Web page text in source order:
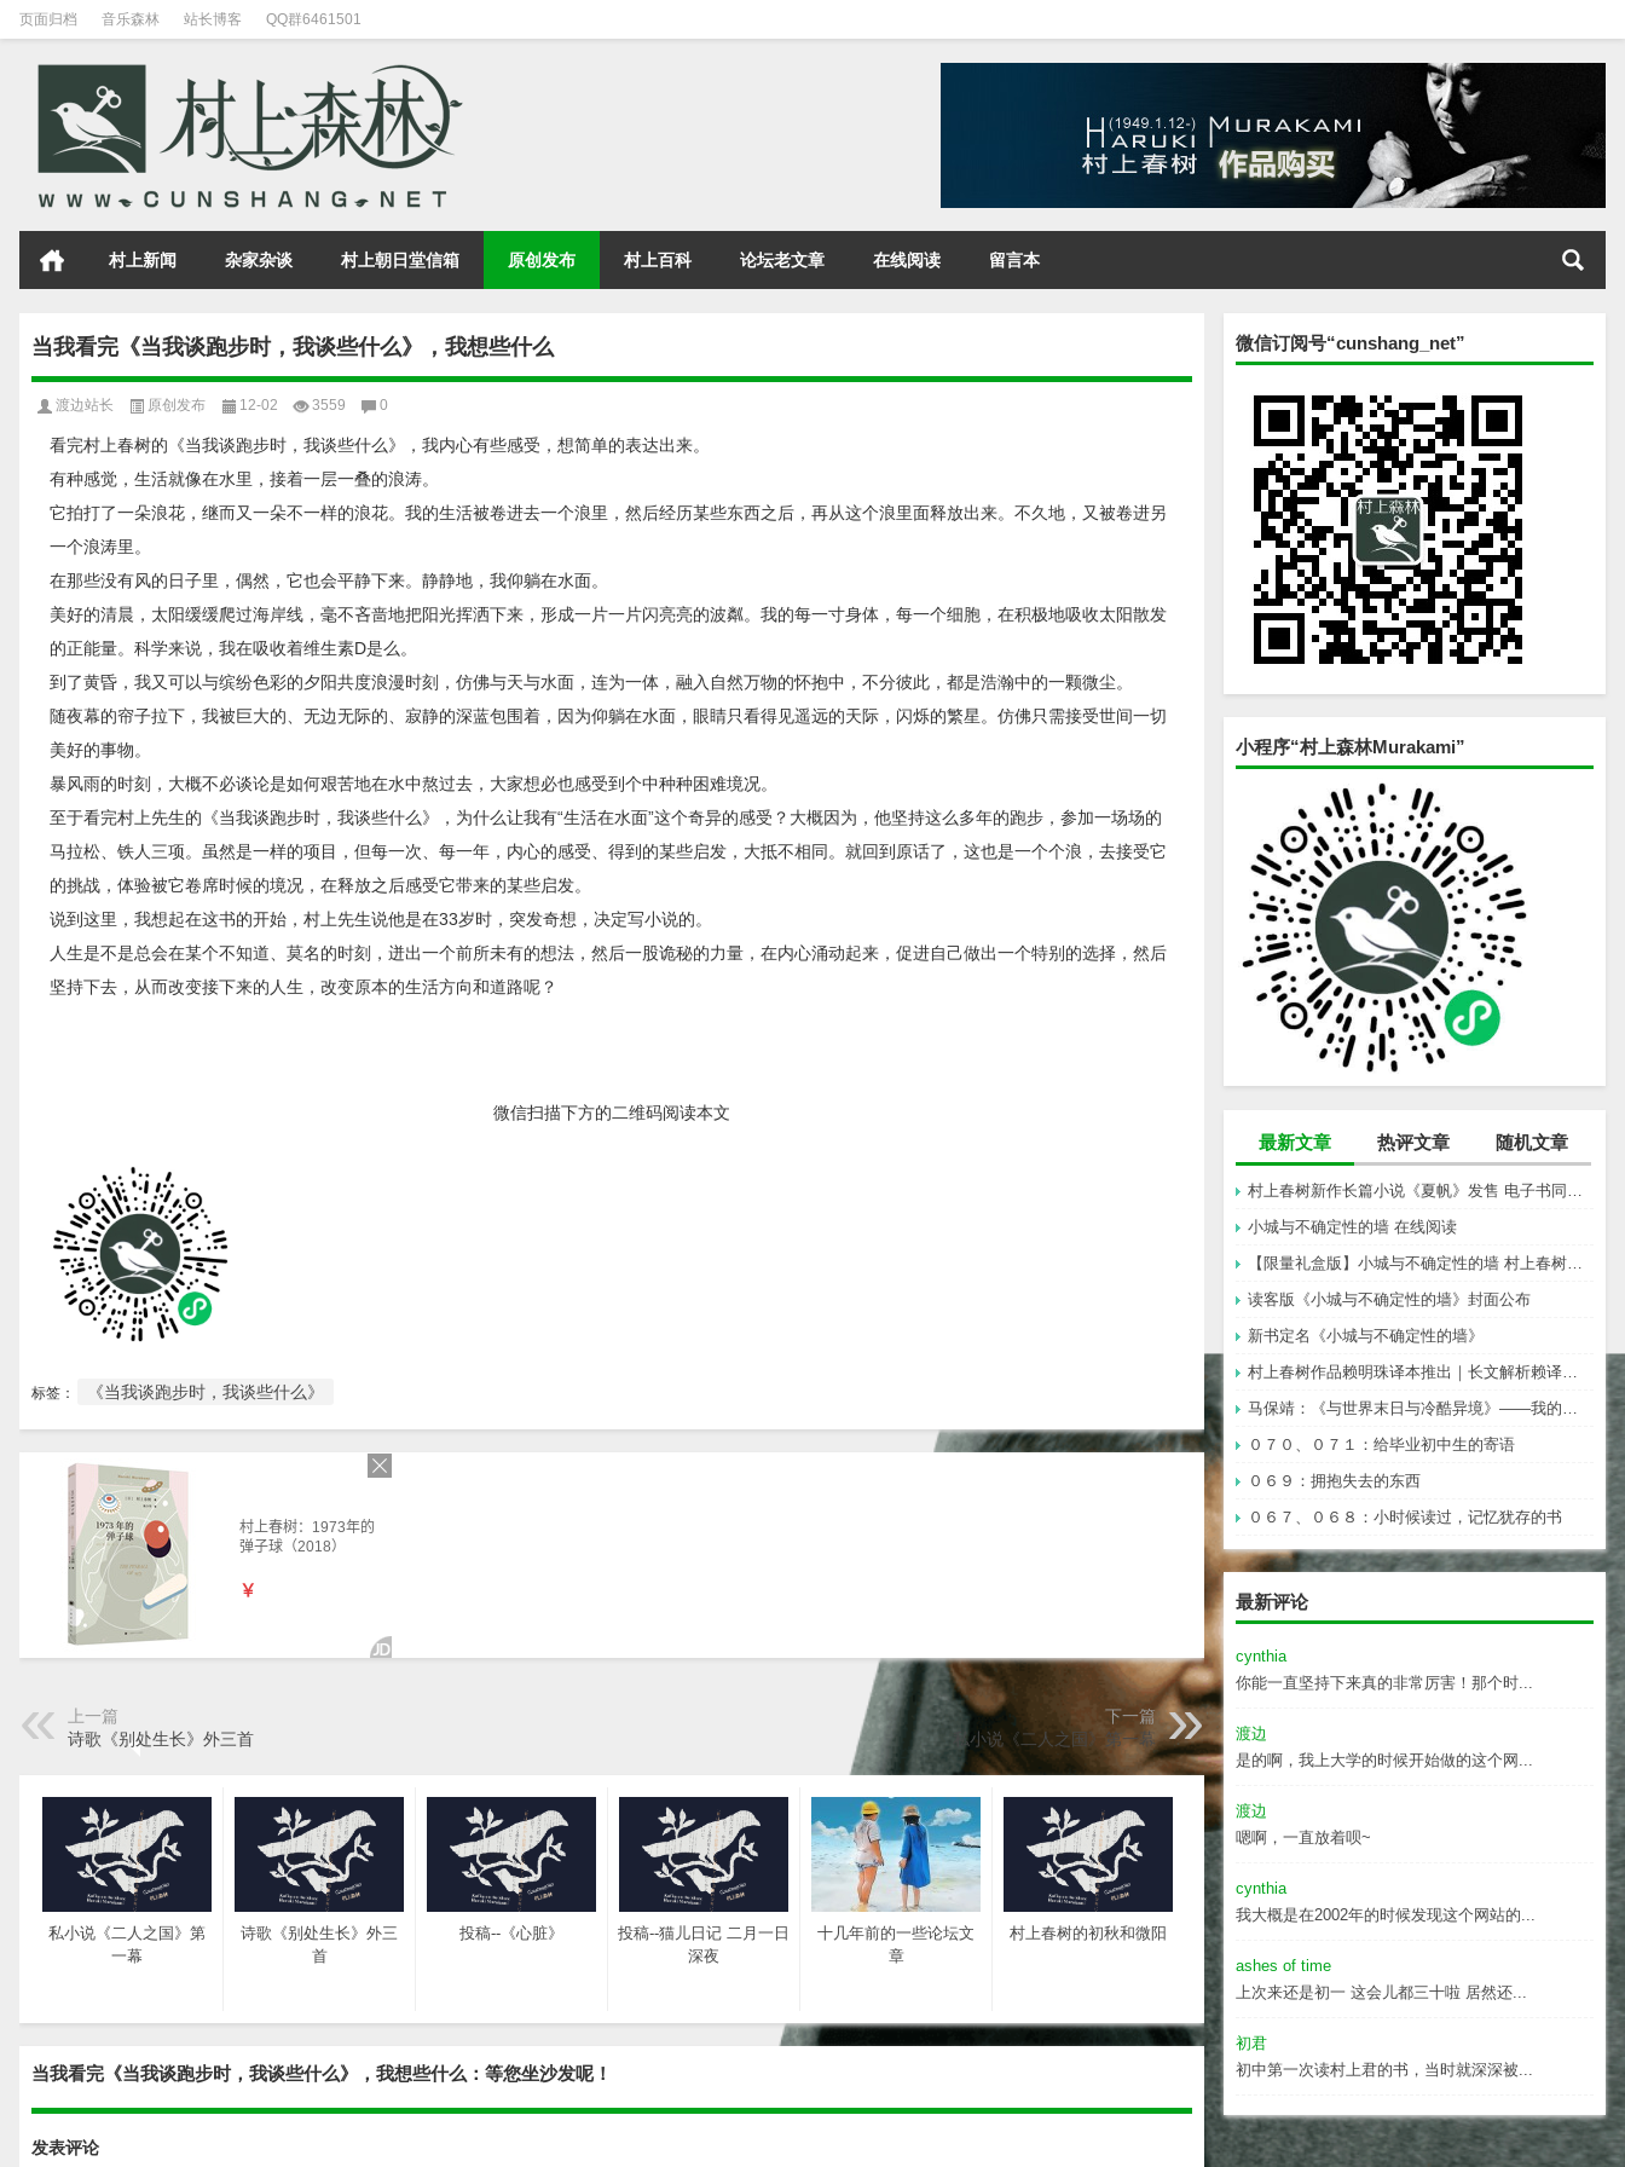
页面归档 音乐森林 站长博客 QQ群6461501
村上新闻 杂家杂谈 村上朝日堂信箱 原创发布 村上百科 论坛老文章 在线阅读 留言本
微信订阅号“cunshang_net”
小程序“村上森林Murakami”
最新文章 热评文章 随机文章
小城与不确定性的墙 在线阅读
读客版《小城与不确定性的墙》封面公布
新书定名《小城与不确定性的墙》
０７０、０７１：给毕业初中生的寄语
０６９：拥抱失去的东西
０６７、０６８：小时候读过，记忆犹存的书
最新评论
cynthia
你能一直坚持下来真的非常厉害！那个时...
渡边
是的啊，我上大学的时候开始做的这个网...
渡边
嗯啊，一直放着呗~
cynthia
我大概是在2002年的时候发现这个网站的...
ashes of time
上次来还是初一 这会儿都三十啦 居然还...
初君
初中第一次读村上君的书，当时就深深被...
当我看完《当我谈跑步时，我谈些什么》，我想些什么
渡边站长 原创发布 12-02 3559 0
看完村上春树的《当我谈跑步时，我谈些什么》，我内心有些感受，想简单的表达出来。
有种感觉，生活就像在水里，接着一层一叠的浪涛。
它拍打了一朵浪花，继而又一朵不一样的浪花。我的生活被卷进去一个浪里，然后经历某些东西之后，再从这个浪里面释放出来。不久地，又被卷进另
一个浪涛里。
在那些没有风的日子里，偶然，它也会平静下来。静静地，我仰躺在水面。
美好的清晨，太阳缓缓爬过海岸线，毫不吝啬地把阳光挥洒下来，形成一片一片闪亮亮的波粼。我的每一寸身体，每一个细胞，在积极地吸收太阳散发
的正能量。科学来说，我在吸收着维生素D是么。
到了黄昏，我又可以与缤纷色彩的夕阳共度浪漫时刻，仿佛与天与水面，连为一体，融入自然万物的怀抱中，不分彼此，都是浩瀚中的一颗微尘。
随夜幕的帘子拉下，我被巨大的、无边无际的、寂静的深蓝包围着，因为仰躺在水面，眼睛只看得见遥远的天际，闪烁的繁星。仿佛只需接受世间一切
美好的事物。
暴风雨的时刻，大概不必谈论是如何艰苦地在水中熬过去，大家想必也感受到个中种种困难境况。
至于看完村上先生的《当我谈跑步时，我谈些什么》，为什么让我有“生活在水面”这个奇异的感受？大概因为，他坚持这么多年的跑步，参加一场场的
马拉松、铁人三项。虽然是一样的项目，但每一次、每一年，内心的感受、得到的某些启发，大抵不相同。就回到原话了，这也是一个个浪，去接受它
的挑战，体验被它卷席时候的境况，在释放之后感受它带来的某些启发。
说到这里，我想起在这书的开始，村上先生说他是在33岁时，突发奇想，决定写小说的。
人生是不是总会在某个不知道、莫名的时刻，迸出一个前所未有的想法，然后一股诡秘的力量，在内心涌动起来，促进自己做出一个特别的选择，然后
坚持下去，从而改变接下来的人生，改变原本的生活方向和道路呢？
微信扫描下方的二维码阅读本文
标签： 《当我谈跑步时，我谈些什么》
上一篇
诗歌《别处生长》外三首
下一篇
私小说《二人之国》第一幕
私小说《二人之国》第
一幕
诗歌《别处生长》外三
首
投稿--《心脏》
投稿--猫儿日记 二月一日
深夜
十几年前的一些论坛文
章
村上春树的初秋和微阳
网站重新开放
当我看完《当我谈跑步时，我谈些什么》，我想些什么：等您坐沙发呢！
发表评论